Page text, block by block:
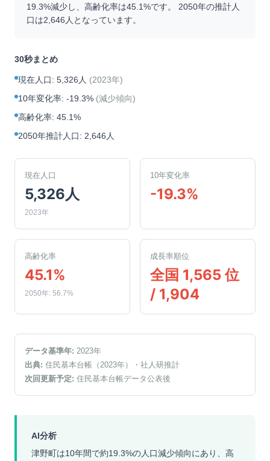
19.3%減少し、高齢化率は45.1%です。 2050年の推計人
口は2,646 人となっています。
30秒まとめ
現在人口: 5,326人 (2023年)
10年変化率: -19.3% (減少傾向)
高齢化率: 45.1%
2050年推計人口: 2,646人
現在人口
5,326人
2023年
10年変化率
-19.3%
高齢化率
45.1%
2050年: 56.7%
成長率順位
全国 1,565 位
/ 1,904
データ基準年: 2023年
出典: 住民基本台帳（2023年）
・社人研推計
次回更新予定: 住民基本台帳データ公表後
AI分析
津野町は10年間で約19.3%の人口減少傾向にあり、高